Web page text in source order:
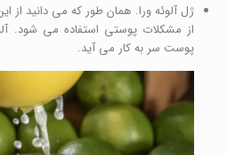
ژل آلوئه ورا. همان طور که می دانید از
از مشکلات پوستی استفاده می شود.
پوست سر به کار می آید.